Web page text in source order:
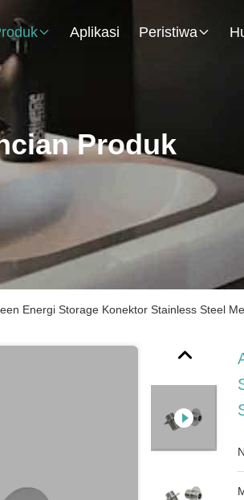
Aplikasi Peristiwa
Produk
Energi Storage Konektor Stainless Steel